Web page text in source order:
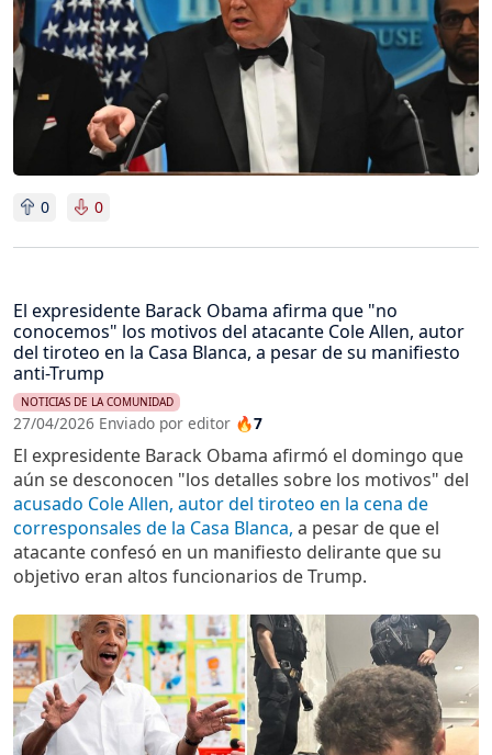
0 0
El expresidente Barack Obama afirma que "no
conocemos" los motivos del atacante Cole Allen, autor
del tiroteo en la Casa Blanca, a pesar de su manifiesto
anti-Trump
NOTICIAS DE LA COMUNIDAD
27/04/2026 Enviado por editor 🔥7
El expresidente Barack Obama afirmó el domingo que
aún se desconocen "los detalles sobre los motivos" del
acusado Cole Allen, autor del tiroteo en la cena de
corresponsales de la Casa Blanca, a pesar de que el
atacante confesó en un manifiesto delirante que su
objetivo eran altos funcionarios de Trump.
Imagen